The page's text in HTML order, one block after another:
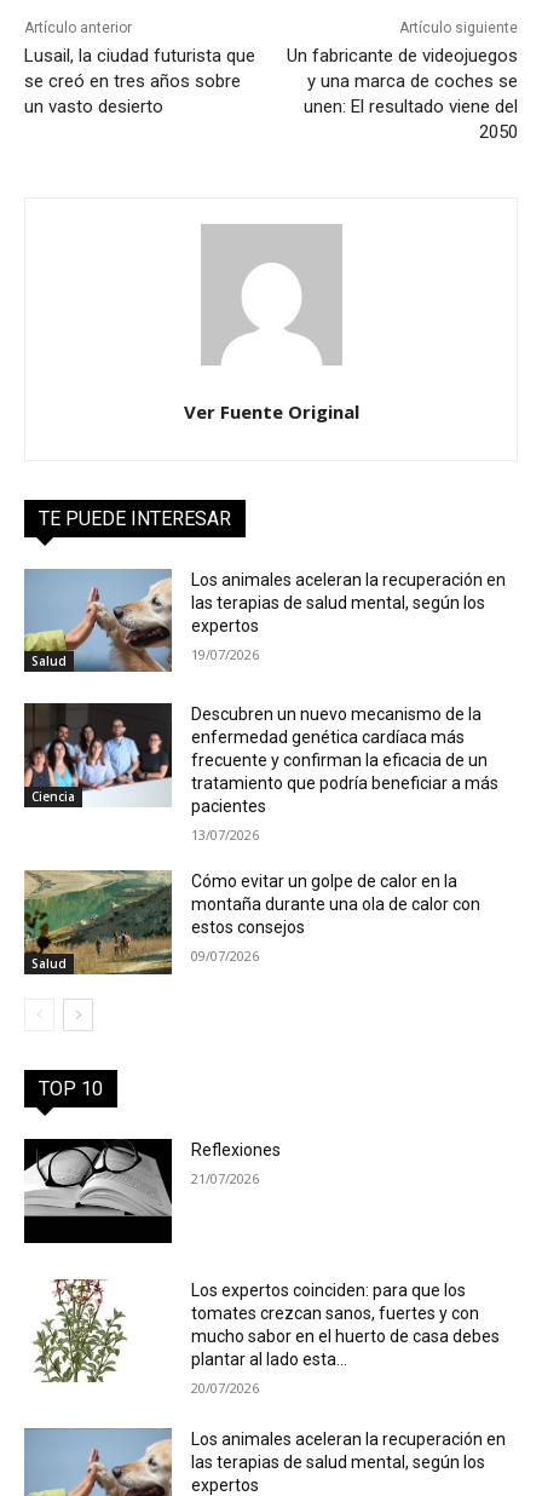
Artículo anterior
Lusail, la ciudad futurista que
se creó en tres años sobre
un vasto desierto
Artículo siguiente
Un fabricante de videojuegos
y una marca de coches se
unen: El resultado viene del
2050
Ver Fuente Original
TE PUEDE INTERESAR
Salud
Los animales aceleran la recuperación en
las terapias de salud mental, según los
expertos
19/07/2026
Ciencia
Descubren un nuevo mecanismo de la
enfermedad genética cardíaca más
frecuente y confirman la eficacia de un
tratamiento que podría beneficiar a más
pacientes
13/07/2026
Salud
Cómo evitar un golpe de calor en la
montaña durante una ola de calor con
estos consejos
09/07/2026
TOP 10
Reflexiones
21/07/2026
Los expertos coinciden: para que los
tomates crezcan sanos, fuertes y con
mucho sabor en el huerto de casa debes
plantar al lado esta...
20/07/2026
Los animales aceleran la recuperación en
las terapias de salud mental, según los
expertos